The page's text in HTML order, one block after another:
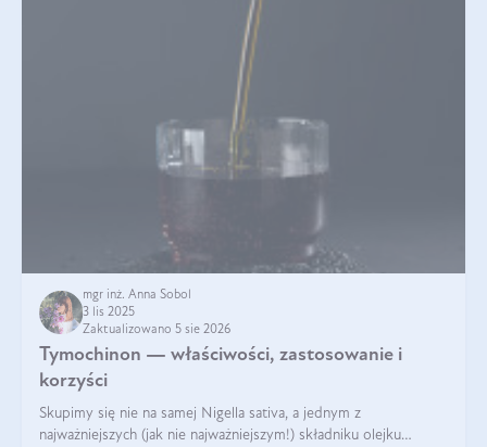
mgr inż. Anna Sobol
3 lis 2025
Zaktualizowano 5 sie 2026
Tymochinon — właściwości, zastosowanie i
korzyści
Skupimy się nie na samej Nigella sativa, a jednym z
najważniejszych (jak nie najważniejszym!) składniku olejku